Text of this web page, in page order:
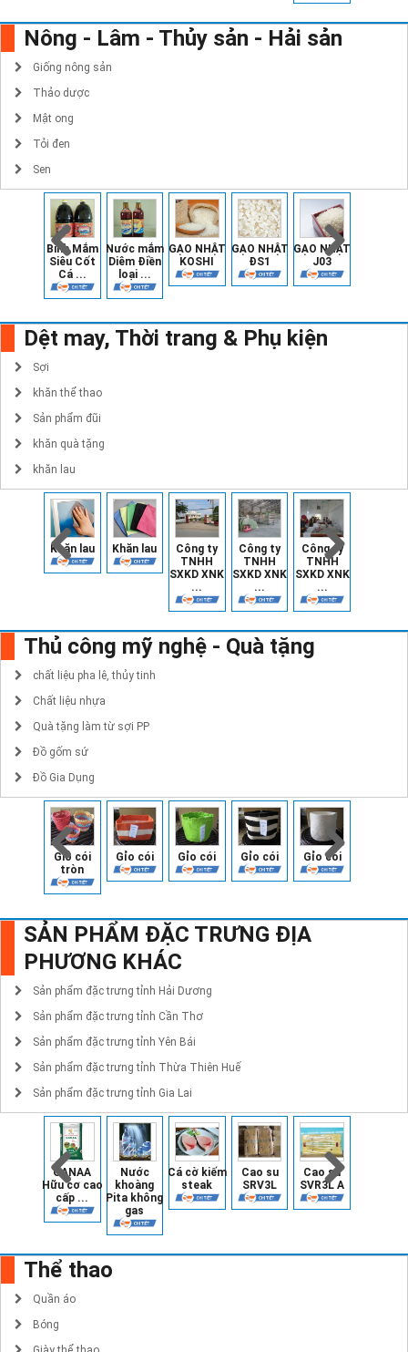
Nông - Lâm - Thủy sản - Hải sản
Giống nông sản
Thảo dược
Mật ong
Tỏi đen
Sen
Bình Mắm
Siêu Cốt
Cá ...
Nước mắm
Diêm Điền
loại ...
GẠO NHẬT
KOSHI
GẠO NHẬT
ĐS1
GẠO NHẬT
J03
Dệt may, Thời trang & Phụ kiện
Sợi
khăn thể thao
Sản phẩm đũi
khăn quà tặng
khăn lau
Khăn lau Khăn lau
Công ty
TNHH
SXKD XNK
...
Công ty
TNHH
SXKD XNK
...
Công ty
TNHH
SXKD XNK
...
Thủ công mỹ nghệ - Quà tặng
chất liệu pha lê, thủy tinh
Chất liệu nhựa
Quà tặng làm từ sợi PP
Đồ gốm sứ
Đồ Gia Dụng
Giỏ cói
tròn
Gỉo cói Gỉo cói Gỉo cói Gỉo cói
SẢN PHẨM ĐẶC TRƯNG ĐỊA
PHƯƠNG KHÁC
Sản phẩm đặc trưng tỉnh Hải Dương
Sản phẩm đặc trưng tỉnh Cần Thơ
Sản phẩm đặc trưng tỉnh Yên Bái
Sản phẩm đặc trưng tỉnh Thừa Thiên Huế
Sản phẩm đặc trưng tỉnh Gia Lai
GANAA
Hữu cơ cao
cấp ...
Nước
khoàng
Pita không
gas
Cá cờ kiếm
steak
Cao su
SRV3L
Cao su
SVR3L A
Thể thao
Quần áo
Bóng